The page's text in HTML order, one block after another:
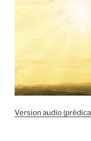
Version audio